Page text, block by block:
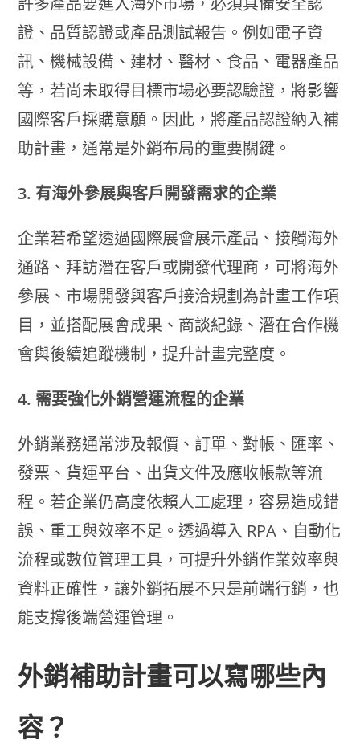
證、品質認證或產品測試報告。例如電子資
訊、機械設備、建材、醫材、食品、電器產品
等，若尚未取得目標市場必要認驗證，將影響
國際客戶採購意願。因此，將產品認證納入補
助計畫，通常是外銷布局的重要關鍵。
3. 有海外參展與客戶開發需求的企業
企業若希望透過國際展會展示產品、接觸海外
通路、拜訪潛在客戶或開發代理商，可將海外
參展、市場開發與客戶接洽規劃為計畫工作項
目，並搭配展會成果、商談紀錄、潛在合作機
會與後續追蹤機制，提升計畫完整度。
4. 需要強化外銷營運流程的企業
外銷業務通常涉及報價、訂單、對帳、匯率、
發票、貨運平台、出貨文件及應收帳款等流
程。若企業仍高度依賴人工處理，容易造成錯
誤、重工與效率不足。透過導入 RPA、自動化
流程或數位管理工具，可提升外銷作業效率與
資料正確性，讓外銷拓展不只是前端行銷，也
能支撐後端營運管理。
外銷補助計畫可以寫哪些內
容？